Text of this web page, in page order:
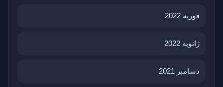
فوریه 2022
ژانویه 2022
دسامبر 2021